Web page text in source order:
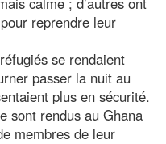
reprendre leur
se rendaient
passer la nuit au
plus en sécurité.
sont rendus au Ghana
membres de leur